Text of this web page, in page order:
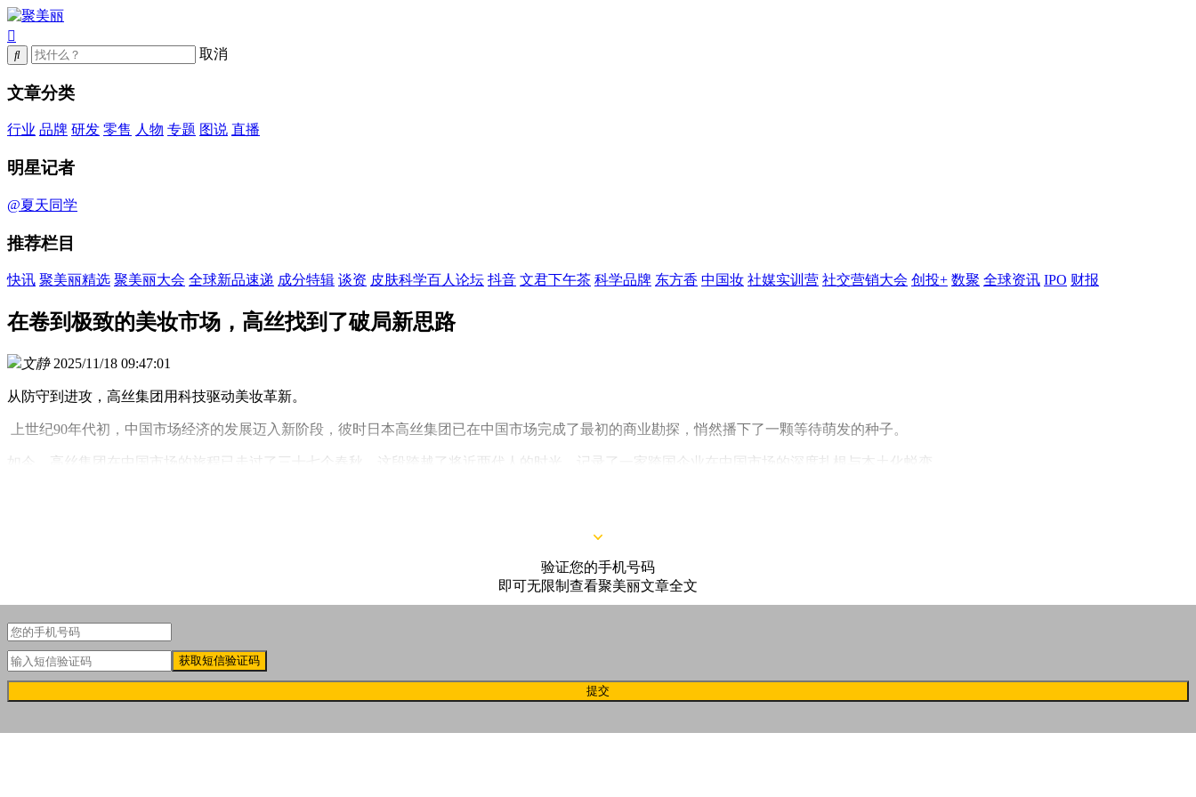
取消
文章分类
行业 品牌 研发 零售 人物 专题 图说 直播
明星记者
@夏天同学
推荐栏目
快讯 聚美丽精选 聚美丽大会 全球新品速递 成分特辑 谈资 皮肤科学百人论坛 抖音 文君下午茶 科学品牌 东方香 中国妆 社媒实训营 社交营销大会 创投+ 数聚 全球资讯 IPO 财报
在卷到极致的美妆市场，高丝找到了破局新思路
文静 2025/11/18 09:47:01
从防守到进攻，高丝集团用科技驱动美妆革新。
上世纪90年代初，中国市场经济的发展迈入新阶段，彼时日本高丝集团已在中国市场完成了最初的商业勘探，悄然播下了一颗等待萌发的种子。
如今，高丝集团在中国市场的旅程已走过了三十七个春秋。这段跨越了将近两代人的时光，记录了一家跨国企业在中国市场的深度扎根与本土化蜕变。
验证您的手机号码
即可无限制查看聚美丽文章全文
获取短信验证码
提交